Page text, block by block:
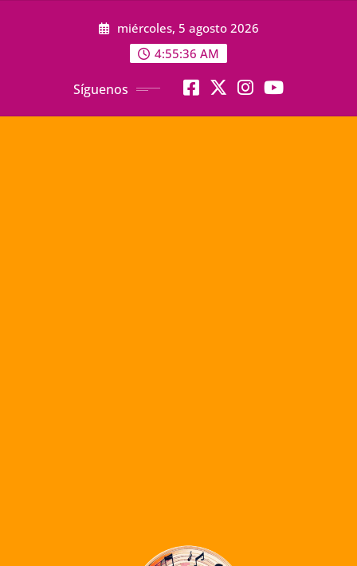
miércoles, 5 agosto 2026
4:55:37 AM
Síguenos